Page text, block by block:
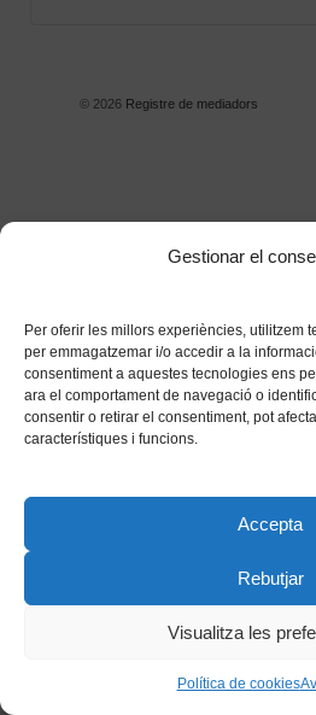
Gestionar el
Per oferir les millors experiències, utilitzem
per emmagatzemar i/o accedir a la
consentiment a aquestes tecnologies ens
ara el comportament de navegació o
consentir o retirar el consentiment, pot
característiques i funcions.
Accepta
Rebutjar
Visualitza les
Política de cookies
© 2026Registre de mediadors